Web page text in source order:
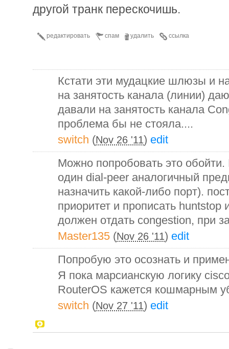
другой транк перескочишь.
ссылка
удалить
спам
редактировать
Кстати эти мудацкие шлюзы и
на занятость канала (линии)
давали на занятость канала
проблема бы не стояла....
switch (Nov 26 '11) edit
Можно попробовать это
один dial-peer аналогичный
назначить какой-либо порт).
приоритет и прописать
должен отдать congestion, при
Master135 (Nov 26 '11) edit
Попробую это осознать и
Я пока марсианскую логику
RouterOS кажется кошмарным
switch (Nov 27 '11) edit